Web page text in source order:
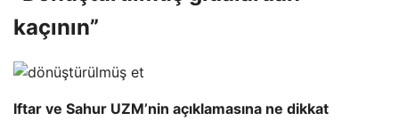
kaçının”
Iftar ve Sahur UZM’nin açıklamasına ne dikkat